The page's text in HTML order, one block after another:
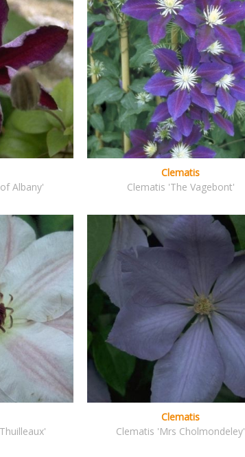
Albany'
Clematis
Clematis 'The Vagebont'
Clematis
Clematis 'Mrs Cholmondeley'